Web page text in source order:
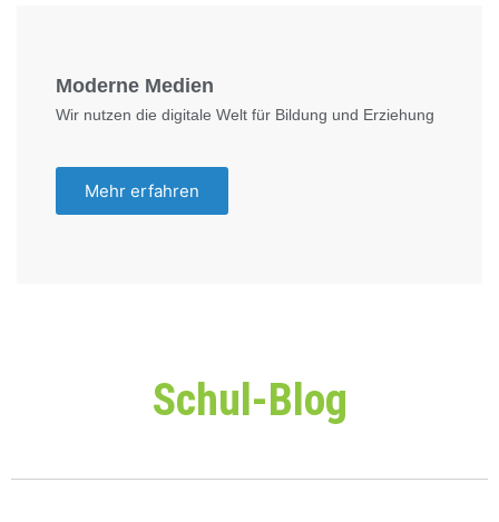
Moderne Medien
Wir nutzen die digitale Welt für Bildung und Erziehung
Mehr erfahren
Schul-Blog